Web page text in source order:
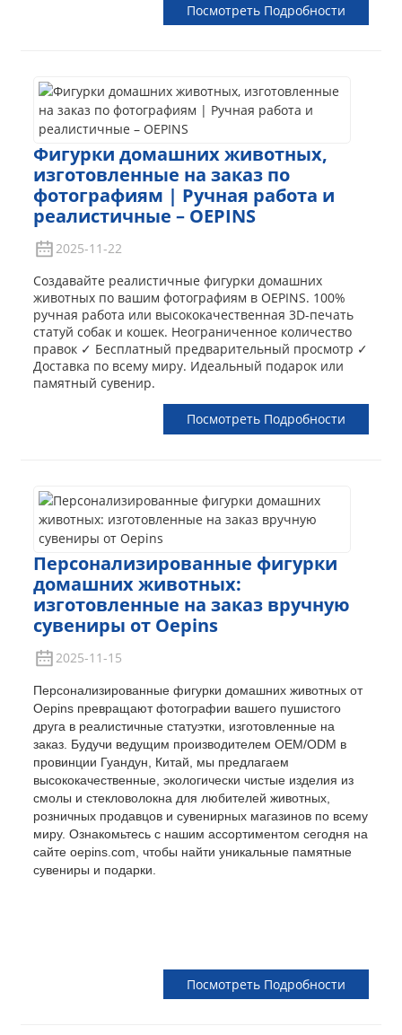
Посмотреть Подробности
Фигурки домашних животных,
изготовленные на заказ по
фотографиям | Ручная работа и
реалистичные – OEPINS
2025-11-22
Создавайте реалистичные фигурки домашних
животных по вашим фотографиям в OEPINS. 100%
ручная работа или высококачественная 3D-печать
статуй собак и кошек. Неограниченное количество
правок ✓ Бесплатный предварительный просмотр ✓
Доставка по всему миру. Идеальный подарок или
памятный сувенир.
Посмотреть Подробности
Персонализированные фигурки
домашних животных:
изготовленные на заказ вручную
сувениры от Oepins
2025-11-15
Персонализированные фигурки домашних животных от
Oepins превращают фотографии вашего пушистого
друга в реалистичные статуэтки, изготовленные на
заказ. Будучи ведущим производителем OEM/ODM в
провинции Гуандун, Китай, мы предлагаем
высококачественные, экологически чистые изделия из
смолы и стекловолокна для любителей животных,
розничных продавцов и сувенирных магазинов по всему
миру. Ознакомьтесь с нашим ассортиментом сегодня на
сайте oepins.com, чтобы найти уникальные памятные
сувениры и подарки.
Посмотреть Подробности